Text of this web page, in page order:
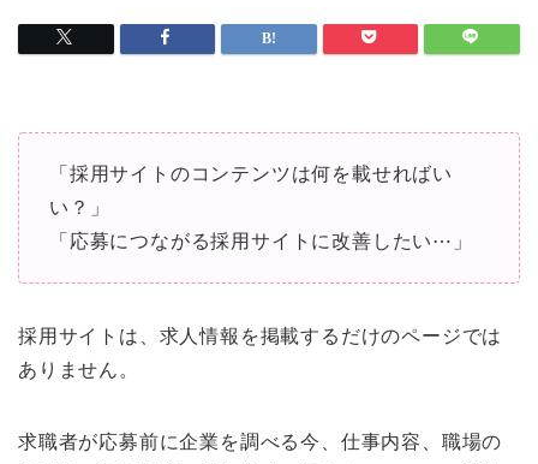
「採用サイトのコンテンツは何を載せればい
い？」
「応募につながる採用サイトに改善したい⋯」
採用サイトは、求人情報を掲載するだけのページでは
ありません。
求職者が応募前に企業を調べる今、仕事内容、職場の